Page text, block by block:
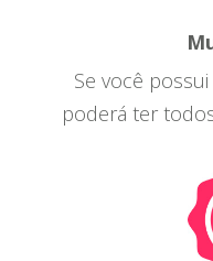
Se você
poderá ter